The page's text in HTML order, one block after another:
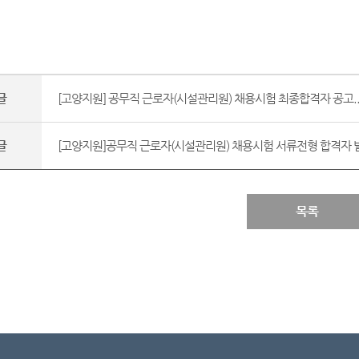
[고양지원] 공무직 근로자(시설관리원) 채용시험 최종합격자 공고...
[고양지원]공무직 근로자(시설관리원) 채용시험 서류전형 합격자
목록